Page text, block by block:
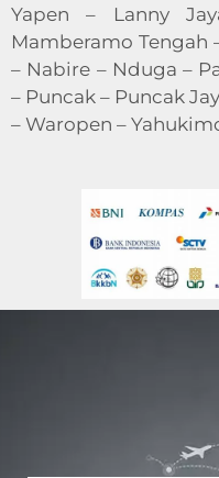
Yapen – Lanny
Mamberamo Tengah
– Nabire – Nduga –
– Puncak – Puncak
– Waropen –